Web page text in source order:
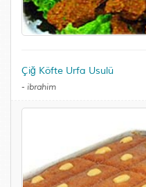
Çiğ Köfte Urfa Usulü
- ibrahim